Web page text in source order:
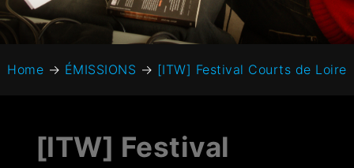
Home → ÉMISSIONS → [ITW] Festival Courts de Loire
[ITW] Festival